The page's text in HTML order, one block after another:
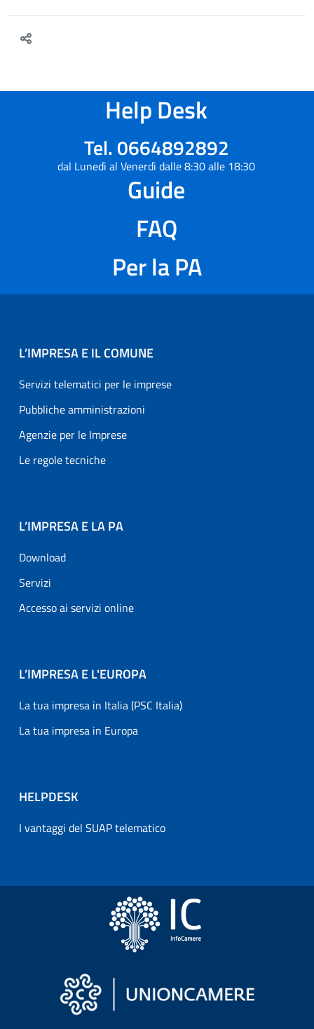
Help Desk
Tel. 0664892892
dal Lunedì al Venerdì dalle 8:30 alle 18:30
Guide
FAQ
Per la PA
L’IMPRESA E IL COMUNE
Servizi telematici per le imprese
Pubbliche amministrazioni
Agenzie per le Imprese
Le regole tecniche
L’IMPRESA E LA PA
Download
Servizi
Accesso ai servizi online
L’IMPRESA E L'EUROPA
La tua impresa in Italia (PSC Italia)
La tua impresa in Europa
HELPDESK
I vantaggi del SUAP telematico